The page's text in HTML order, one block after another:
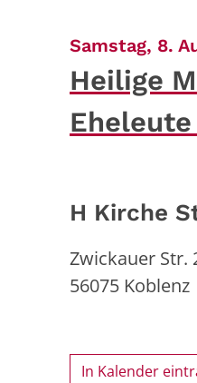
Samstag, 8.
Heilige
H Kirche
Zwickauer Str.
56075 Koblenz
In Kalender